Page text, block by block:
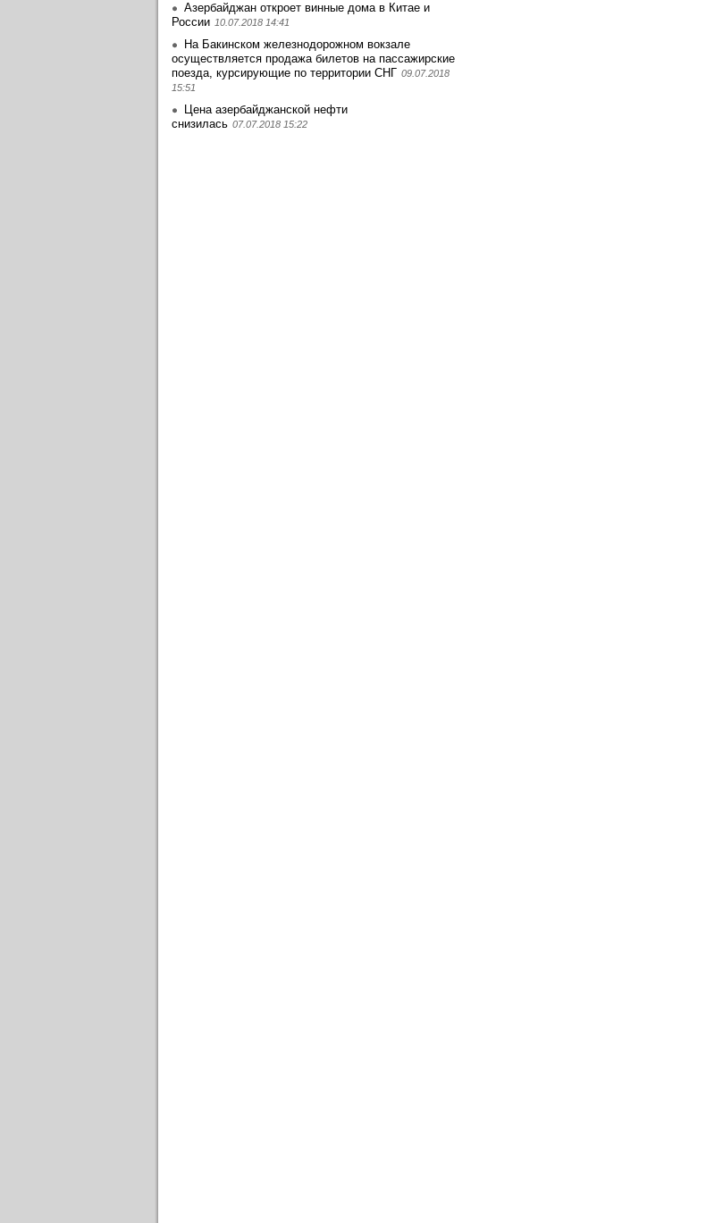
Азербайджан откроет винные дома в Китае и
России 10.07.2018 14:41
На Бакинском железнодорожном вокзале
осуществляется продажа билетов на пассажирские
поезда, курсирующие по территории СНГ 09.07.2018
15:51
Цена азербайджанской нефти
снизилась 07.07.2018 15:22